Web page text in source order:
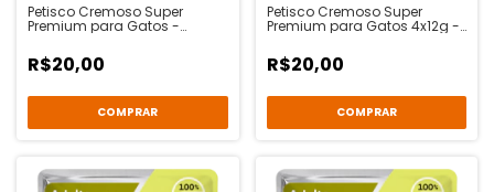
Petisco Cremoso Super
Premium para Gatos -
Branco - Sheba
R$20,00
Petisco Cremoso Super
Premium para Gatos 4x12g -
Sheba
R$20,00